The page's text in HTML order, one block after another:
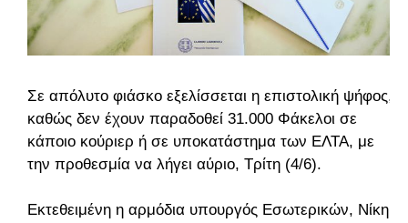
Σε απόλυτο φιάσκο εξελίσσεται η επιστολική ψήφος,
καθώς δεν έχουν παραδοθεί 31.000 Φάκελοι σε
κάποιο κούριερ ή σε υποκατάστημα των ΕΛΤΑ, με
την προθεσμία να λήγει αύριο, Τρίτη (4/6).
Εκτεθειμένη η αρμόδια υπουργός Εσωτερικών, Νίκη